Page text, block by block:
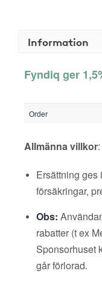
Information
Fyndiq ger
Order
Allmänna villkor:
Ersättning ges
försäkringar,
Obs:
rabatter (t ex
Sponsorhuset
går förlorad.